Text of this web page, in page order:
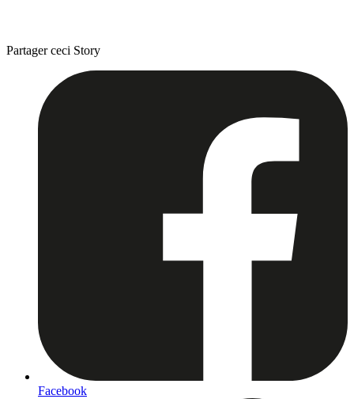
Partager ceci Story
Facebook